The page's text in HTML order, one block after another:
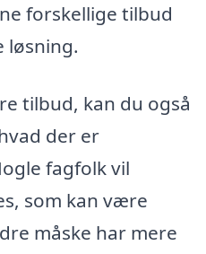
forskellige tilbud
løsning.
tilbud, kan du også
der er
fagfolk vil
som kan være
måske har mere